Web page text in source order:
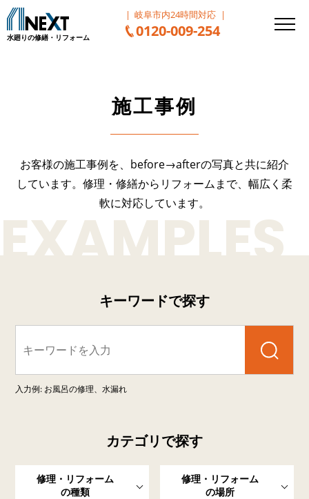
水廻りの修繕・リフォーム
岐阜市内24時間対応
0120-009-254
施工事例
お客様の施工事例を、before→afterの写真と共に紹介
しています。 修理・修繕からリフォームまで、幅広く柔
軟に対応しています。
キーワードで探す
入力例: お風呂の修理、水漏れ
カテゴリで探す
修理・リフォーム
の種類
修理・リフォーム
の場所